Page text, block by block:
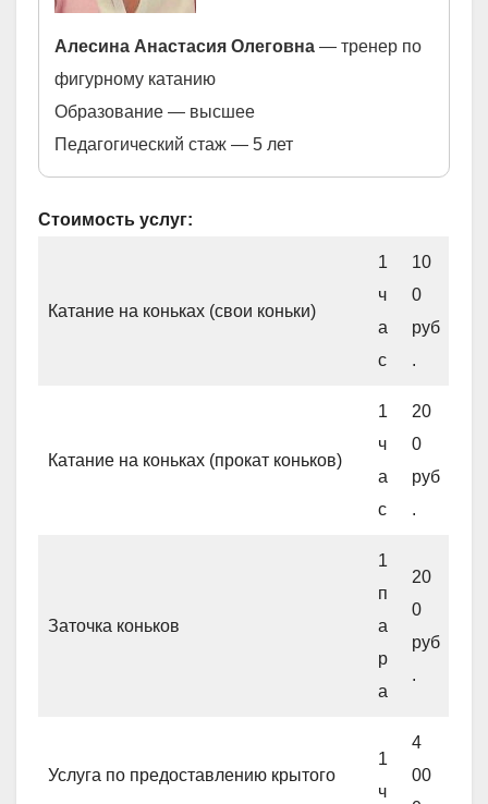
Алесина Анастасия Олеговна — тренер по
фигурному катанию
Образование — высшее
Педагогический стаж — 5 лет
Стоимость услуг:
Катание на коньках (свои коньки)
1
ч
а
с
10
0
руб
.
Катание на коньках (прокат коньков)
1
ч
а
с
20
0
руб
.
Заточка коньков
1
п
а
р
а
20
0
руб
.
Услуга по предоставлению крытого
1
ч
4
00